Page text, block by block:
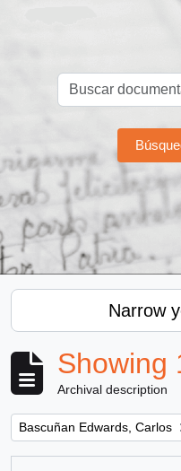
Narrow
Showing
Archival description
Remove filter:
Bascuñan Edwards, Carlos